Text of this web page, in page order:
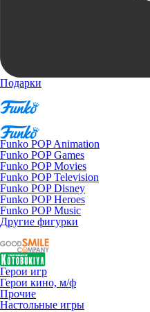
Подарки
Funko POP Animation
Funko POP Games
Funko POP Movies
Funko POP Television
Funko POP Disney
Funko POP Heroes
Funko POP Music
Другие фигурки
Герои игр
Герои кино, м/ф
Прочие
Настольные игры